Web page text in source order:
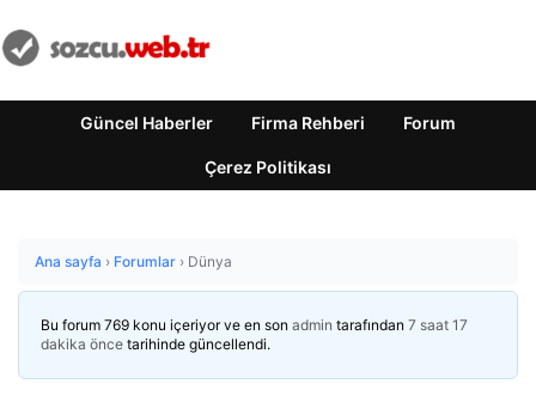
Güncel Haberler Firma Rehberi Forum
Çerez Politikası
Ana sayfa › Forumlar › Dünya
Bu forum 769 konu içeriyor ve en son admin tarafından 7 saat 17
dakika önce tarihinde güncellendi.